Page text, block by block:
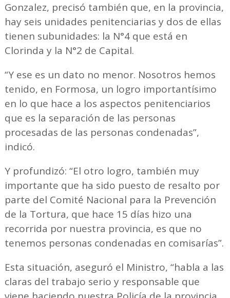
Gonzalez, precisó también que, en la provincia,
hay seis unidades penitenciarias y dos de ellas
tienen subunidades: la N°4 que está en
Clorinda y la N°2 de Capital.
“Y ese es un dato no menor. Nosotros hemos
tenido, en Formosa, un logro importantísimo
en lo que hace a los aspectos penitenciarios
que es la separación de las personas
procesadas de las personas condenadas”,
indicó.
Y profundizó: “El otro logro, también muy
importante que ha sido puesto de resalto por
parte del Comité Nacional para la Prevención
de la Tortura, que hace 15 días hizo una
recorrida por nuestra provincia, es que no
tenemos personas condenadas en comisarías”.
Esta situación, aseguró el Ministro, “habla a las
claras del trabajo serio y responsable que